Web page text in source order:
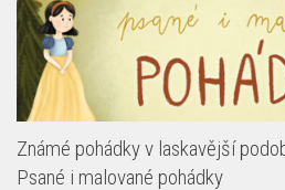
Známé pohádky v laskavější
Psané i malované pohádky